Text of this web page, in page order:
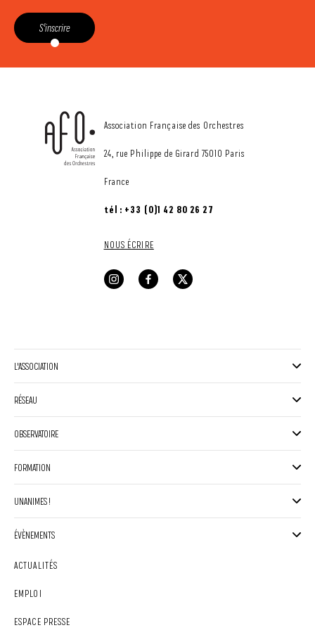
S'inscrire
CONTACT
Association Française des Orchestres
24, rue Philippe de Girard 75010 Paris
France
tél : +33 (0)1 42 80 26 27
NOUS ÉCRIRE
L'ASSOCIATION
RÉSEAU
OBSERVATOIRE
FORMATION
UNANIMES !
ÉVÈNEMENTS
ACTUALITÉS
EMPLOI
ESPACE PRESSE